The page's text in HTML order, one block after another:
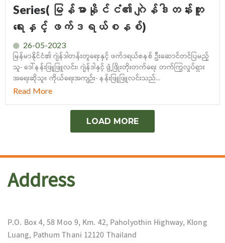
Series( မြန်မာနိုင်ငံ၏ ဂျဲန်ဒါတန်းတူ
ရေးနှင့် ဖက်ဒရယ်စနစ်)
26-05-2023
မြန်မာနိုင်ငံ၏ ဂျဲန်ဒါတန်းတူရေးနှင့် ဖက်ဒရယ်စနစ် ဦးဆောင်တင်ပြမည့်
သူ- ဒေါ်နန်းဖြူဖြူလင်း၊ ဂျဲန်ဒါနှင့် ဖွံ့ဖြိုးတိုးတက်ရေး တက်ကြွလှုပ်ရှား
အရေးဆိုသူ။ ကိုယ်ရေးအကျဉ်း- နန်းဖြူဖြူလင်းသည်...
Read More
LOAD MORE
Address
P.O. Box 4, 58 Moo 9, Km. 42, Paholyothin Highway, Klong
Luang, Pathum Thani 12120 Thailand